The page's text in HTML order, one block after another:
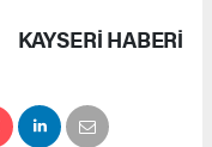
KAYSERI HABERİ